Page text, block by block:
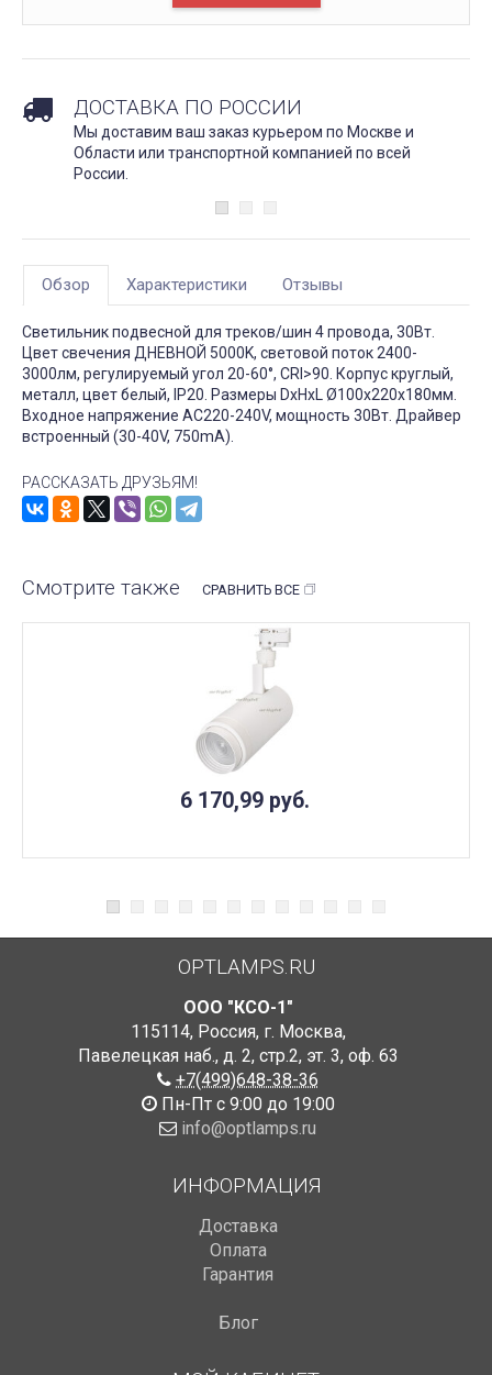
ДОСТАВКА ПО РОССИИ
Мы доставим ваш заказ курьером по Москве и
Области или транспортной компанией по всей
России.
Обзор Характеристики Отзывы
Светильник подвесной для треков/шин 4 провода, 30Вт.
Цвет свечения ДНЕВНОЙ 5000K, световой поток 2400-
3000лм, регулируемый угол 20-60°, CRI>90. Корпус круглый,
металл, цвет белый, IP20. Размеры DxHxL Ø100x220x180мм.
Входное напряжение AC220-240V, мощность 30Вт. Драйвер
встроенный (30-40V, 750mA).
РАССКАЗАТЬ ДРУЗЬЯМ!
Смотрите также СРАВНИТЬ ВСЕ
6 170,99 руб.
OPTLAMPS.RU
ООО "КСО-1"
115114, Россия, г. Москва,
Павелецкая наб., д. 2, стр.2, эт. 3, оф. 63
+7(499)648-38-36
Пн-Пт с 9:00 до 19:00
info@optlamps.ru
ИНФОРМАЦИЯ
Доставка
Оплата
Гарантия
Блог